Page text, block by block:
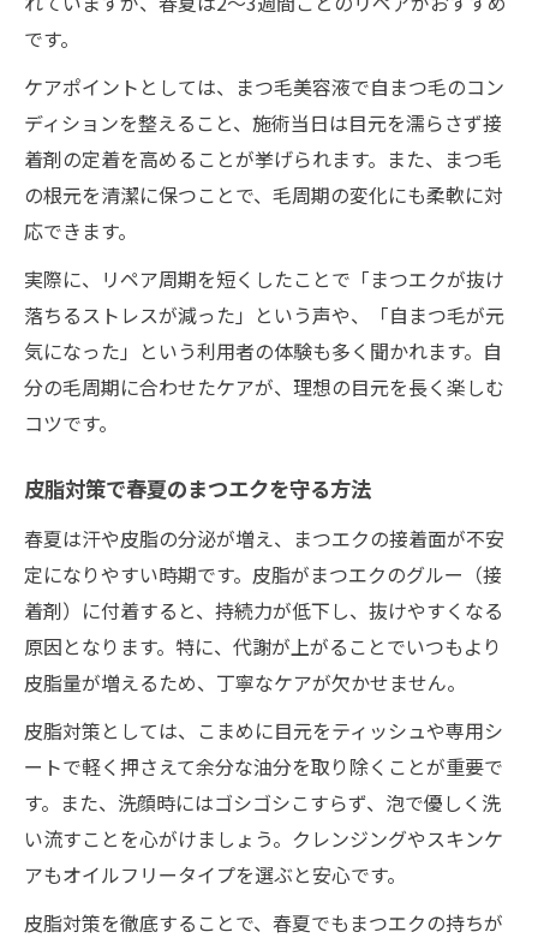
です。
ケアポイントとしては、まつ毛美容液で自まつ毛のコン
ディションを整えること、施術当日は目元を濡らさず接
着剤の定着を高めることが挙げられます。また、まつ毛
の根元を清潔に保つことで、毛周期の変化にも柔軟に対
応できます。
実際に、リペア周期を短くしたことで「まつエクが抜け
落ちるストレスが減った」という声や、「自まつ毛が元
気になった」という利用者の体験も多く聞かれます。自
分の毛周期に合わせたケアが、理想の目元を長く楽しむ
コツです。
皮脂対策で春夏のまつエクを守る方法
春夏は汗や皮脂の分泌が増え、まつエクの接着面が不安
定になりやすい時期です。皮脂がまつエクのグルー（接
着剤）に付着すると、持続力が低下し、抜けやすくなる
原因となります。特に、代謝が上がることでいつもより
皮脂量が増えるため、丁寧なケアが欠かせません。
皮脂対策としては、こまめに目元をティッシュや専用シ
ートで軽く押さえて余分な油分を取り除くことが重要で
す。また、洗顔時にはゴシゴシこすらず、泡で優しく洗
い流すことを心がけましょう。クレンジングやスキンケ
アもオイルフリータイプを選ぶと安心です。
皮脂対策を徹底することで、春夏でもまつエクの持ちが